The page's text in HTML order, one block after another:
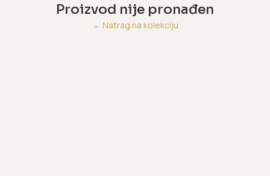
Proizvod nije pronađen
← Natrag na kolekciju